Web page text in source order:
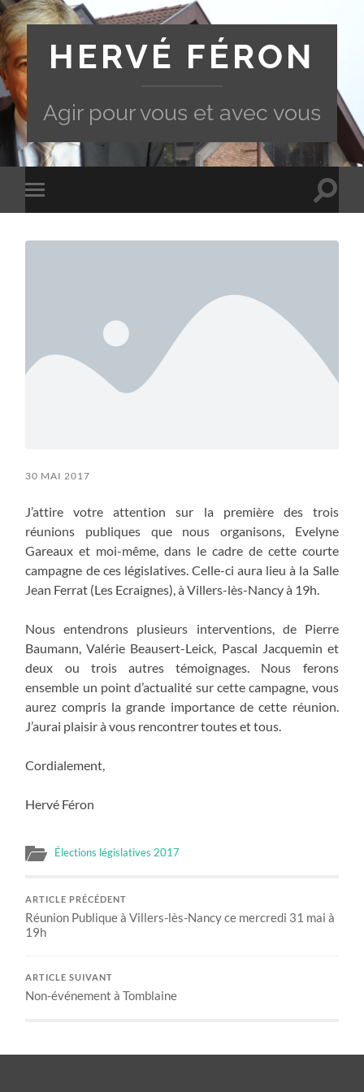
HERVÉ FÉRON
Agir pour vous et avec vous
Toggle
mobile
Toggle
30 MAI 2017
J’attire votre attention sur la première des trois
réunions publiques que nous organisons, Evelyne
Gareaux et moi-même, dans le cadre de cette courte
campagne de ces législatives. Celle-ci aura lieu à la Salle
Jean Ferrat (Les Ecraignes), à Villers-lès-Nancy à 19h.
Nous entendrons plusieurs interventions, de Pierre
Baumann, Valérie Beausert-Leick, Pascal Jacquemin et
deux ou trois autres témoignages. Nous ferons
ensemble un point d’actualité sur cette campagne, vous
aurez compris la grande importance de cette réunion.
J’aurai plaisir à vous rencontrer toutes et tous.
Cordialement,
Hervé Féron
Élections législatives 2017
ARTICLE PRÉCÉDENT
Réunion Publique à Villers-lès-Nancy ce mercredi 31 mai à
19h
ARTICLE SUIVANT
Non-événement à Tomblaine